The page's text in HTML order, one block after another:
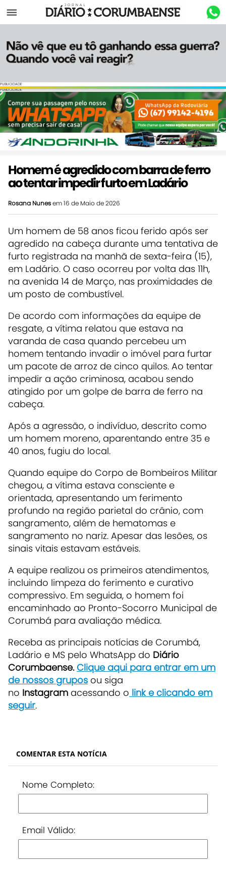
Menu
PUBLICIDADE
PUBLICIDADE
Homem é agredido com barra de ferro
ao tentar impedir furto em Ladário
Rosana Nunesem 16 de Maio de 2026
Um homem de 58 anos ficou ferido após ser
agredido na cabeça durante uma tentativa de
furto registrada na manhã de sexta-feira (15),
em Ladário. O caso ocorreu por volta das 11h,
na avenida 14 de Março, nas proximidades de
um posto de combustível.
De acordo com informações da equipe de
resgate, a vítima relatou que estava na
varanda de casa quando percebeu um
homem tentando invadir o imóvel para furtar
um pacote de arroz de cinco quilos. Ao tentar
impedir a ação criminosa, acabou sendo
atingido por um golpe de barra de ferro na
cabeça.
Após a agressão, o indivíduo, descrito como
um homem moreno, aparentando entre 35 e
40 anos, fugiu do local.
Quando equipe do Corpo de Bombeiros Militar
chegou, a vítima estava consciente e
orientada, apresentando um ferimento
profundo na região parietal do crânio, com
sangramento, além de hematomas e
sangramento no nariz. Apesar das lesões, os
sinais vitais estavam estáveis.
A equipe realizou os primeiros atendimentos,
incluindo limpeza do ferimento e curativo
compressivo. Em seguida, o homem foi
encaminhado ao Pronto-Socorro Municipal de
Corumbá para avaliação médica.
Receba as principais notícias de Corumbá,
Ladário e MS pelo WhatsApp do Diário
Corumbaense.Clique aqui para entrar em um
de nossos grupos ou siga
no Instagram acessando o link e clicando em
seguir.
COMENTAR ESTA NOTÍCIA
Nome Completo:
Email Válido: